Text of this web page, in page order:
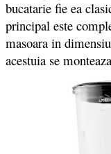
bucatarie fie ea
principal este
masoara in
acestuia se